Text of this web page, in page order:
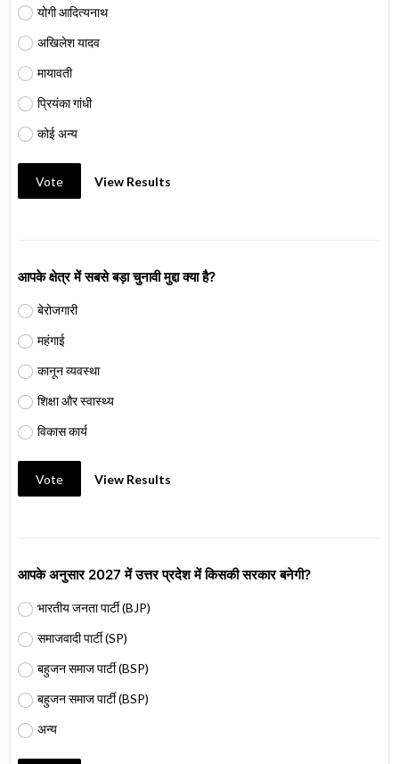
योगी आदित्यनाथ
अखिलेश यादव
मायावती
प्रियंका गांधी
कोई अन्य
Vote View Results
आपके क्षेत्र में सबसे बड़ा चुनावी मुद्दा क्या है?
बेरोजगारी
महंगाई
कानून व्यवस्था
शिक्षा और स्वास्थ्य
विकास कार्य
Vote View Results
आपके अनुसार 2027 में उत्तर प्रदेश में किसकी सरकार बनेगी?
भारतीय जनता पार्टी (BJP)
समाजवादी पार्टी (SP)
बहुजन समाज पार्टी (BSP)
बहुजन समाज पार्टी (BSP)
अन्य